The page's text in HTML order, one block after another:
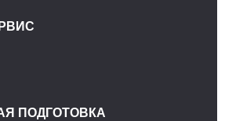
ПОДГОТОВКА